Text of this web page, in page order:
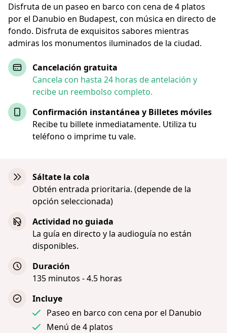
Disfruta de un paseo en barco con cena de 4 platos
por el Danubio en Budapest, con música en directo de
fondo. Disfruta de exquisitos sabores mientras
admiras los monumentos iluminados de la ciudad.
Cancelación gratuita
Cancela con hasta 24 horas de antelación y
recibe un reembolso completo.
Confirmación instantánea y Billetes móviles
Recibe tu billete inmediatamente. Utiliza tu
teléfono o imprime tu vale.
Sáltate la cola
Obtén entrada prioritaria. (depende de la
opción seleccionada)
Actividad no guiada
La guía en directo y la audioguía no están
disponibles.
Duración
135 minutos - 4.5 horas
Incluye
Paseo en barco con cena por el Danubio
Menú de 4 platos